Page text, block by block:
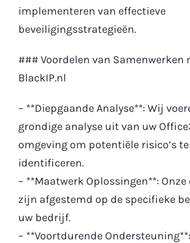
implementeren van effectieve
beveiligingsstrategieën.
### Voordelen van Samenwerken
BlackIP.nl
– **Diepgaande Analyse**: Wij
grondige analyse uit van uw
omgeving om potentiële risico’s te
identificeren.
– **Maatwerk Oplossingen**:
zijn afgestemd op de specifieke
uw bedrijf.
– **Voortdurende